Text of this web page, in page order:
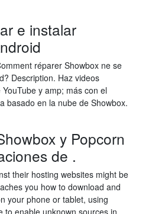
e instalar
réparer Showbox ne se
Description. Haz videos
y amp; más con el
basado en la nube de Showbox.
y Popcorn
de .
their hosting websites might be
you how to download and
your phone or tablet, using
to enable unknown sources in